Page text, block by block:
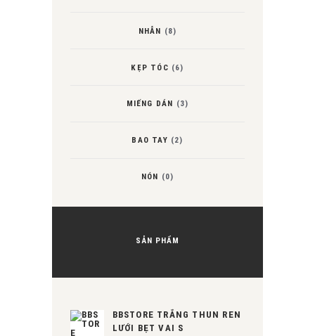
NHẪN (8)
KẸP TÓC (6)
MIẾNG DÁN (3)
BAO TAY (2)
NÓN (0)
SẢN PHẨM
BBSTORE TRẮNG THUN REN
LƯỚI BẸT VAI S